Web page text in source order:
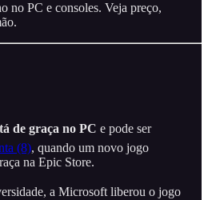
no PC e consoles. Veja preço,
de graça no PC e pode ser
(8), quando um novo jogo
na Epic Store.
a Microsoft liberou o jogo